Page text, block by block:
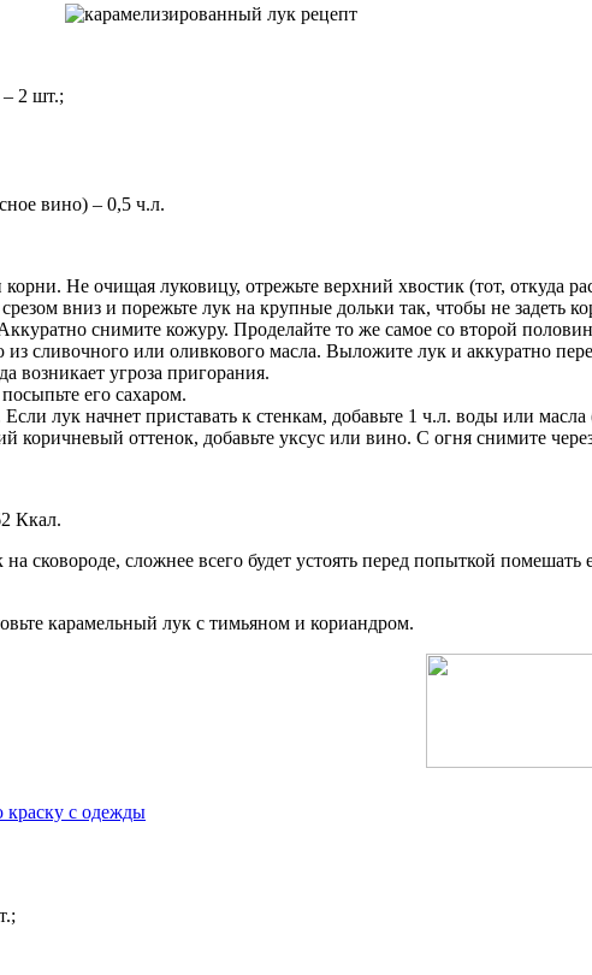
2 шт.;
вино) – 0,5 ч.л.
Не очищая луковицу, отрежьте верхний хвостик (тот, откуда
вниз и порежьте лук на крупные дольки так, чтобы не задеть
снимите кожуру. Проделайте то же самое со второй
сливочного или оливкового масла. Выложите лук и аккуратно
возникает угроза пригорания.
его сахаром.
лук начнет приставать к стенкам, добавьте 1 ч.л. воды или
коричневый оттенок, добавьте уксус или вино. С огня снимите
Ккал.
на сковороде, сложнее всего будет устоять перед попыткой
карамельный лук с тимьяном и кориандром.
с одежды